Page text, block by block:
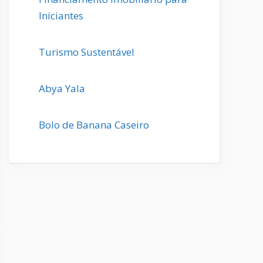
Iniciantes
Turismo Sustentável
Abya Yala
Bolo de Banana Caseiro